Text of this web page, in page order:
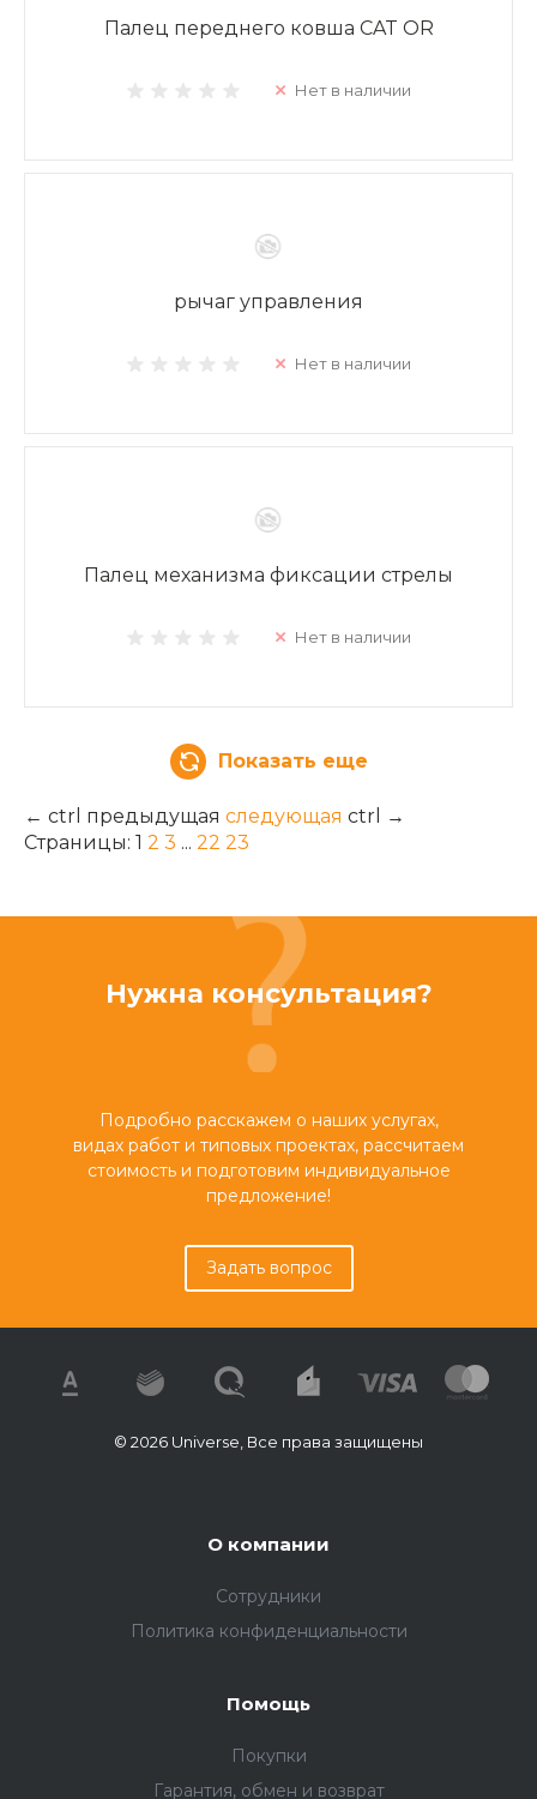
Палец переднего ковша CAT OR
Нет в наличии
рычаг управления
Нет в наличии
Палец механизма фиксации стрелы
Нет в наличии
Показать еще
← ctrl предыдущая следующая ctrl
→
Страницы: 1 2 3 ... 22 23
Нужна консультация?
Подробно расскажем о наших услугах,
видах работ и типовых проектах, рассчитаем
стоимость и подготовим индивидуальное
предложение!
Задать вопрос
© 2026 Universe, Все права защищены
О компании
Сотрудники
Политика конфиденциальности
Помощь
Покупки
Гарантия, обмен и возврат